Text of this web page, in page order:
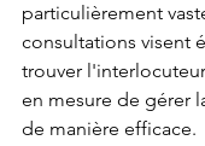
particulièrement
consultations visent
trouver
en mesure de gérer
de manière efficace.